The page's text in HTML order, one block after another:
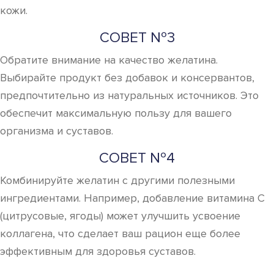
кожи.
СОВЕТ №3
Обратите внимание на качество желатина.
Выбирайте продукт без добавок и консервантов,
предпочтительно из натуральных источников. Это
обеспечит максимальную пользу для вашего
организма и суставов.
СОВЕТ №4
Комбинируйте желатин с другими полезными
ингредиентами. Например, добавление витамина C
(цитрусовые, ягоды) может улучшить усвоение
коллагена, что сделает ваш рацион еще более
эффективным для здоровья суставов.